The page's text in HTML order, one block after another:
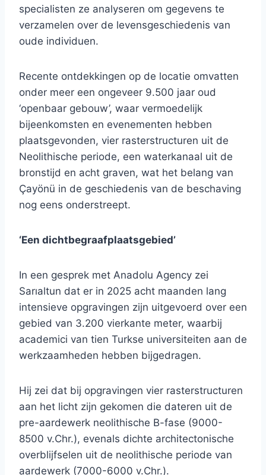
specialisten ze analyseren om gegevens te
verzamelen over de levensgeschiedenis van
oude individuen.
Recente ontdekkingen op de locatie omvatten
onder meer een ongeveer 9.500 jaar oud
‘openbaar gebouw’, waar vermoedelijk
bijeenkomsten en evenementen hebben
plaatsgevonden, vier rasterstructuren uit de
Neolithische periode, een waterkanaal uit de
bronstijd en acht graven, wat het belang van
Çayönü in de geschiedenis van de beschaving
nog eens onderstreept.
‘Een dichtbegraafplaatsgebied’
In een gesprek met Anadolu Agency zei
Sarıaltun dat er in 2025 acht maanden lang
intensieve opgravingen zijn uitgevoerd over een
gebied van 3.200 vierkante meter, waarbij
academici van tien Turkse universiteiten aan de
werkzaamheden hebben bijgedragen.
Hij zei dat bij opgravingen vier rasterstructuren
aan het licht zijn gekomen die dateren uit de
pre-aardewerk neolithische B-fase (9000-
8500 v.Chr.), evenals dichte architectonische
overblijfselen uit de neolithische periode van
aardewerk (7000-6000 v.Chr.).